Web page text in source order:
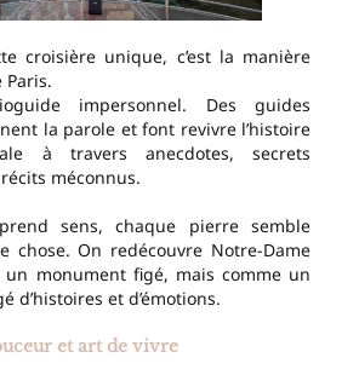
croisière unique, c’est la manière
impersonnel. Des guides
la parole et font revivre l’histoire
à travers anecdotes, secrets
méconnus.
sens, chaque pierre semble
chose. On redécouvre Notre-Dame
un monument figé, mais comme un
d’histoires et d’émotions.
et art de vivre